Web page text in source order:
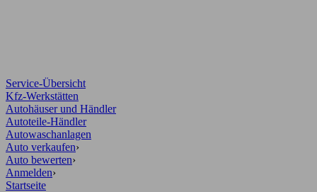
Service-Übersicht
Kfz-Werkstätten
Autohäuser und Händler
Autoteile-Händler
Autowaschanlagen
Auto verkaufen›
Auto bewerten›
Anmelden›
Startseite